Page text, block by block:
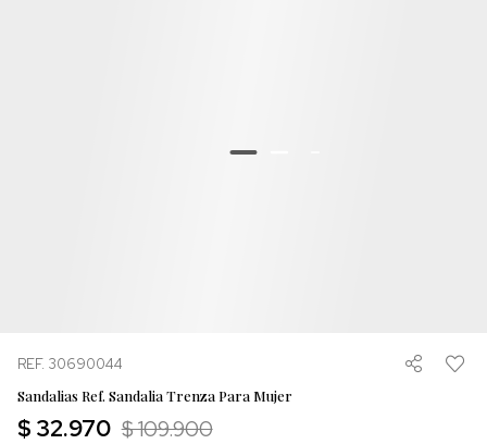
REF. 30690044
Sandalias Ref. Sandalia Trenza Para Mujer
$ 32.970 $ 109.900